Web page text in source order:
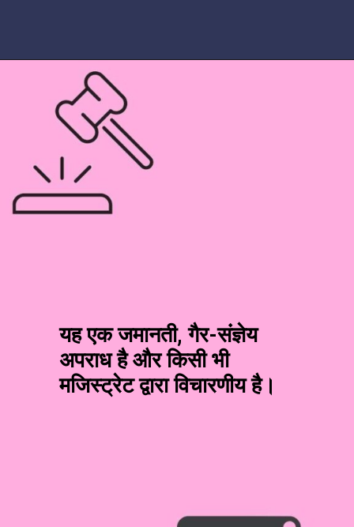
यह एक जमानती, गैर-संज्ञेय
अपराध है और किसी भी
मजिस्ट्रेट द्वारा विचारणीय है।